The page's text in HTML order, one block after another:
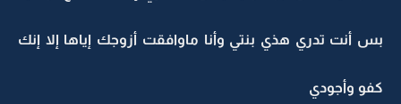
بس أنت تدري هذي بنتي وأنا ماوافقت أزوجك إياها إلا إنك
كفو وأجودي